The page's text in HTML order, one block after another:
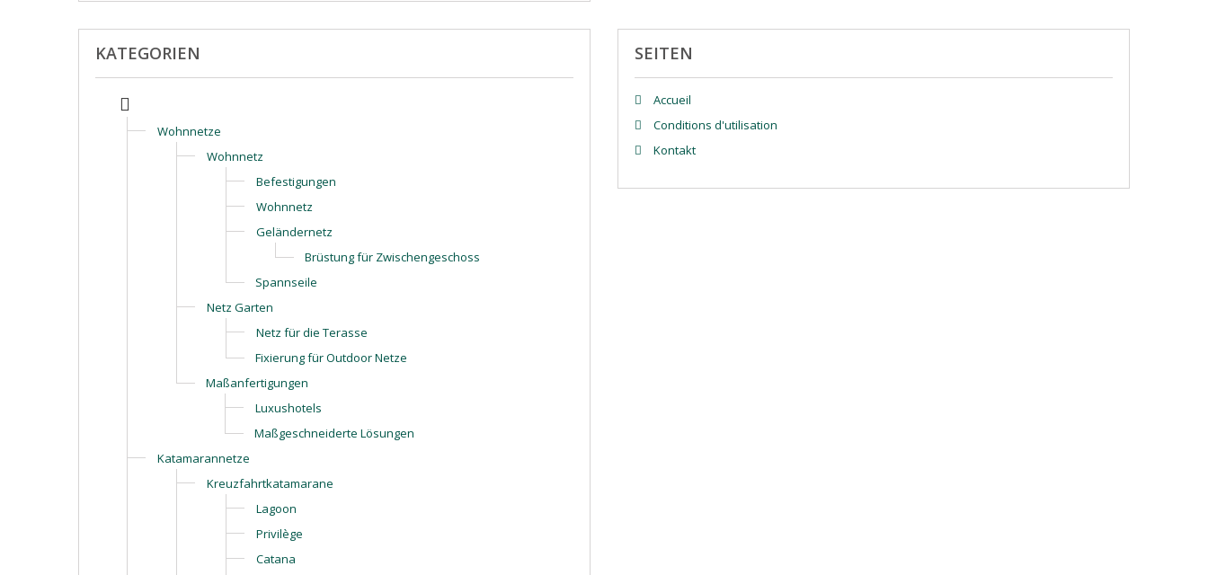
KATEGORIEN
Wohnnetze
Wohnnetz
Befestigungen
Wohnnetz
Geländernetz
Brüstung für Zwischengeschoss
Spannseile
Netz Garten
Netz für die Terasse
Fixierung für Outdoor Netze
Maßanfertigungen
Luxushotels
Maßgeschneiderte Lösungen
Katamarannetze
Kreuzfahrtkatamarane
Lagoon
Privilège
Catana
SEITEN
Accueil
Conditions d'utilisation
Kontakt